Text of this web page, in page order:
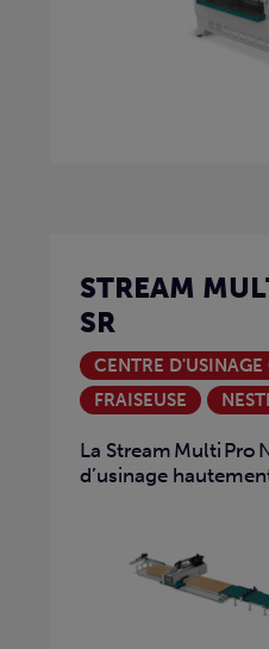
STREAM
SR
CENTRE D'USINAGE
FRAISEUSE
La Stream Multi Pro
d’usinage